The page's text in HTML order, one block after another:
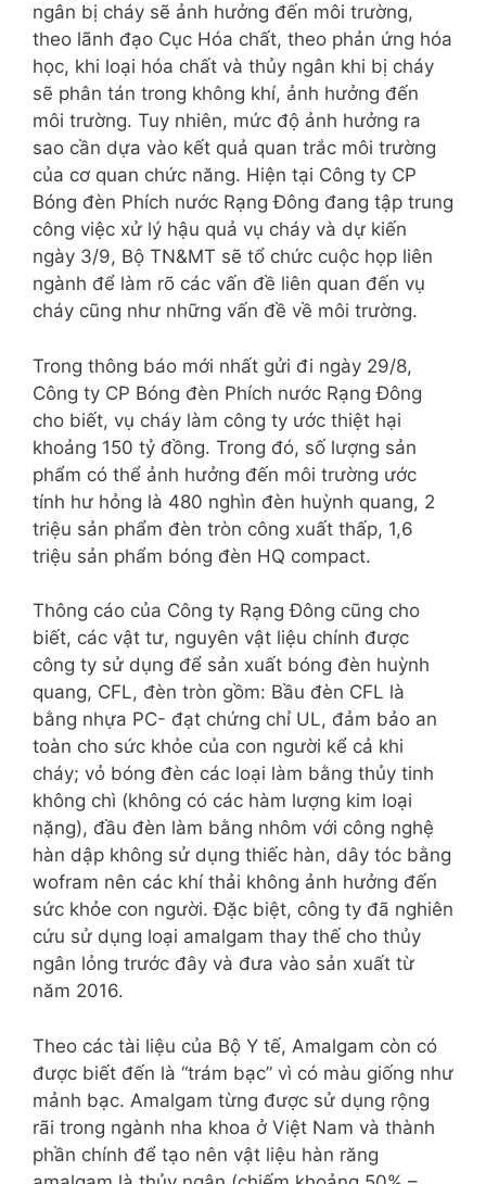
ngân bị cháy sẽ ảnh hưởng đến môi trường,
theo lãnh đạo Cục Hóa chất, theo phản ứng hóa
học, khi loại hóa chất và thủy ngân khi bị cháy
sẽ phân tán trong không khí, ảnh hưởng đến
môi trường. Tuy nhiên, mức độ ảnh hưởng ra
sao cần dựa vào kết quả quan trắc môi trường
của cơ quan chức năng. Hiện tại Công ty CP
Bóng đèn Phích nước Rạng Đông đang tập trung
công việc xử lý hậu quả vụ cháy và dự kiến
ngày 3/9, Bộ TN&MT sẽ tổ chức cuộc họp liên
ngành để làm rõ các vấn đề liên quan đến vụ
cháy cũng như những vấn đề về môi trường.
Trong thông báo mới nhất gửi đi ngày 29/8,
Công ty CP Bóng đèn Phích nước Rạng Đông
cho biết, vụ cháy làm công ty ước thiệt hại
khoảng 150 tỷ đồng. Trong đó, số lượng sản
phẩm có thể ảnh hưởng đến môi trường ước
tính hư hỏng là 480 nghìn đèn huỳnh quang, 2
triệu sản phẩm đèn tròn công xuất thấp, 1,6
triệu sản phẩm bóng đèn HQ compact.
Thông cáo của Công ty Rạng Đông cũng cho
biết, các vật tư, nguyên vật liệu chính được
công ty sử dụng để sản xuất bóng đèn huỳnh
quang, CFL, đèn tròn gồm: Bầu đèn CFL là
bằng nhựa PC- đạt chứng chỉ UL, đảm bảo an
toàn cho sức khỏe của con người kể cả khi
cháy; vỏ bóng đèn các loại làm bằng thủy tinh
không chì (không có các hàm lượng kim loại
nặng), đầu đèn làm bằng nhôm với công nghệ
hàn dập không sử dụng thiếc hàn, dây tóc bằng
wofram nên các khí thải không ảnh hưởng đến
sức khỏe con người. Đặc biệt, công ty đã nghiên
cứu sử dụng loại amalgam thay thế cho thủy
ngân lỏng trước đây và đưa vào sản xuất từ
năm 2016.
Theo các tài liệu của Bộ Y tế, Amalgam còn có
được biết đến là “trám bạc” vì có màu giống như
mảnh bạc. Amalgam từng được sử dụng rộng
rãi trong ngành nha khoa ở Việt Nam và thành
phần chính để tạo nên vật liệu hàn răng